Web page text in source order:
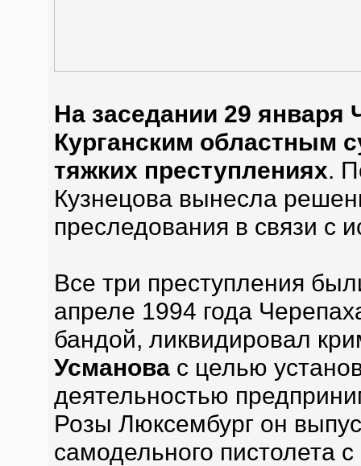
На заседании 29 января
Курганским областным
тяжких преступлениях.
Кузнецова вынесла
преследования в связи с
Все три преступления
апреле 1994 года
бандой, ликвидировал
Усмановас целью
деятельностью
Розы Люксембург он
самодельного пистолета